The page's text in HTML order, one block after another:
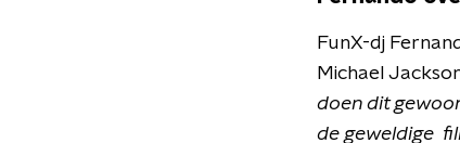
FunX-dj
Michael
doen dit
de geweldige